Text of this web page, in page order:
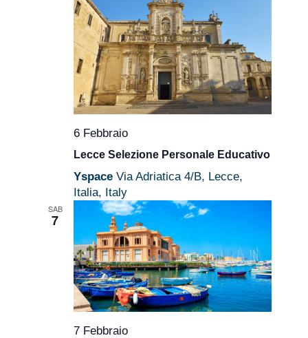
6 Febbraio
Lecce Selezione Personale Educativo
YspaceVia Adriatica 4/B, Lecce,
Italia, Italy
SAB
7
7 Febbraio